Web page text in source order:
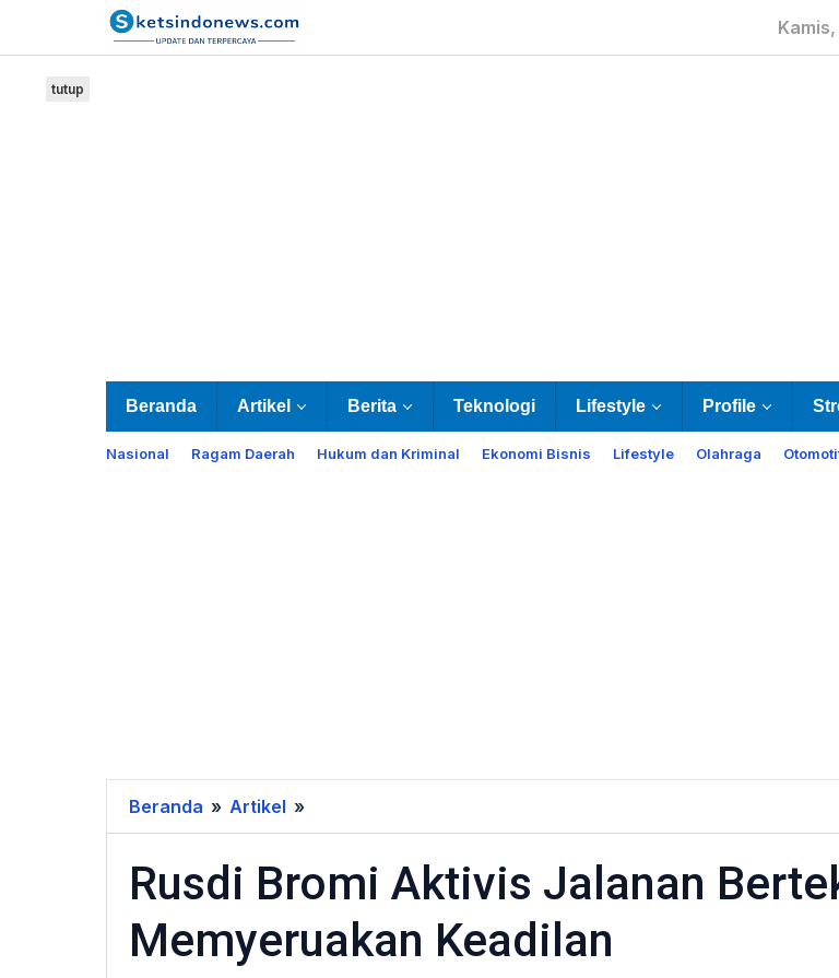
Beranda Artikel Berita Teknologi Lifestyle Profile
Nasional Ragam Daerah Hukum dan Kriminal Ekonomi Bisnis Lifestyle Olahraga
tutup
Beranda » Artikel »
Bromi
Jalanan
Bertekad
Memyeruakan
Rusdi Bromi Aktivis Jalanan
Memyeruakan Keadilan